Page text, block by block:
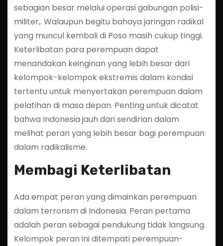
sebagian besar melalui operasi gabungan polisi-
militer,. Walaupun begitu bahaya jaringan radikal
yang muncul kembali di Poso masih cukup tinggi.
Keterlibatan para perempuan dapat
menandakan keinginan yang lebih besar dari
kelompok-kelompok ekstremis dalam kondisi
tertentu untuk menyertakan perempuan dalam
pelatihan di masa depan. Penting untuk dicatat
bahwa Indonesia jauh dari sendirian dalam
melihat peran yang lebih besar bagi perempuan
dalam radikalisme.
Membagi Keterlibatan
Ada empat peran yang dimainkan perempuan
dalam terrorism di Indonesia. Peran pertama
adalah peran sebagai pendukung tidak langsung.
Kelompok peran ini ditempati perempuan-